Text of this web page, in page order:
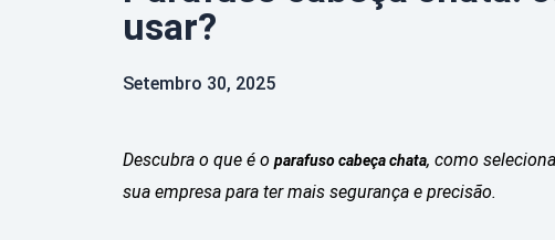
usar?
Setembro 30, 2025
Descubra o que é o parafuso cabeça chata, como
sua empresa para ter mais segurança e precisão.